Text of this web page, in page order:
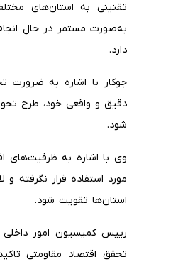
تقنینی به استان‌های
به‌صورت مستمر در حال
دارد.
جوکار با اشاره به ضرورت
دقیق و واقعی خود، طرح
شود.
وی با اشاره به ظرفیت‌های
مورد استفاده قرار نگرفته
استان‌ها تقویت شود.
رییس کمیسیون امور
تحقق اقتصاد مقاومتی